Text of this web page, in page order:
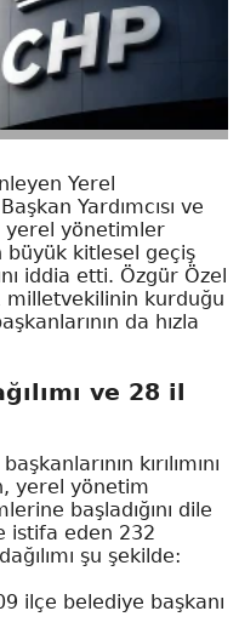
Yerel
Yardımcısı ve
yerel yönetimler
büyük kitlesel geçiş
iddia etti. Özgür Özel
milletvekilinin kurduğu
da hızla
ve 28 il
kırılımını
yerel yönetim
başladığını dile
istifa eden 232
şu şekilde:
ilçe belediye başkanı